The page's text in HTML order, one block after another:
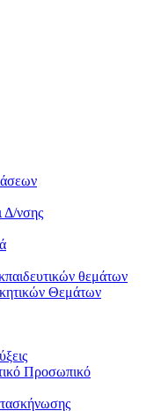
Δ/νσης
θεμάτων
Θεμάτων
Προσωπικό